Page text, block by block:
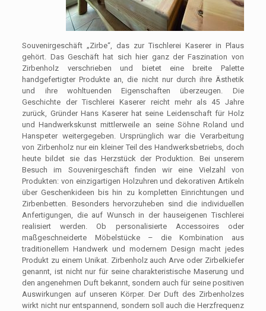
Souvenirgeschäft „Zirbe“, das zur Tischlerei Kaserer in Plaus
gehört. Das Geschäft hat sich hier ganz der Faszination von
Zirbenholz verschrieben und bietet eine breite Palette
handgefertigter Produkte an, die nicht nur durch ihre Ästhetik
und ihre wohltuenden Eigenschaften überzeugen. Die
Geschichte der Tischlerei Kaserer reicht mehr als 45 Jahre
zurück, Gründer Hans Kaserer hat seine Leidenschaft für Holz
und Handwerkskunst mittlerweile an seine Söhne Roland und
Hanspeter weitergegeben. Ursprünglich war die Verarbeitung
von Zirbenholz nur ein kleiner Teil des Handwerksbetriebs, doch
heute bildet sie das Herzstück der Produktion. Bei unserem
Besuch im Souvenirgeschäft finden wir eine Vielzahl von
Produkten: von einzigartigen Holzuhren und dekorativen Artikeln
über Geschenkideen bis hin zu kompletten Einrichtungen und
Zirbenbetten. Besonders hervorzuheben sind die individuellen
Anfertigungen, die auf Wunsch in der hauseigenen Tischlerei
realisiert werden. Ob personalisierte Accessoires oder
maßgeschneiderte Möbelstücke – die Kombination aus
traditionellem Handwerk und modernem Design macht jedes
Produkt zu einem Unikat. Zirbenholz auch Arve oder Zirbelkiefer
genannt, ist nicht nur für seine charakteristische Maserung und
den angenehmen Duft bekannt, sondern auch für seine positiven
Auswirkungen auf unseren Körper. Der Duft des Zirbenholzes
wirkt nicht nur entspannend, sondern soll auch die Herzfrequenz